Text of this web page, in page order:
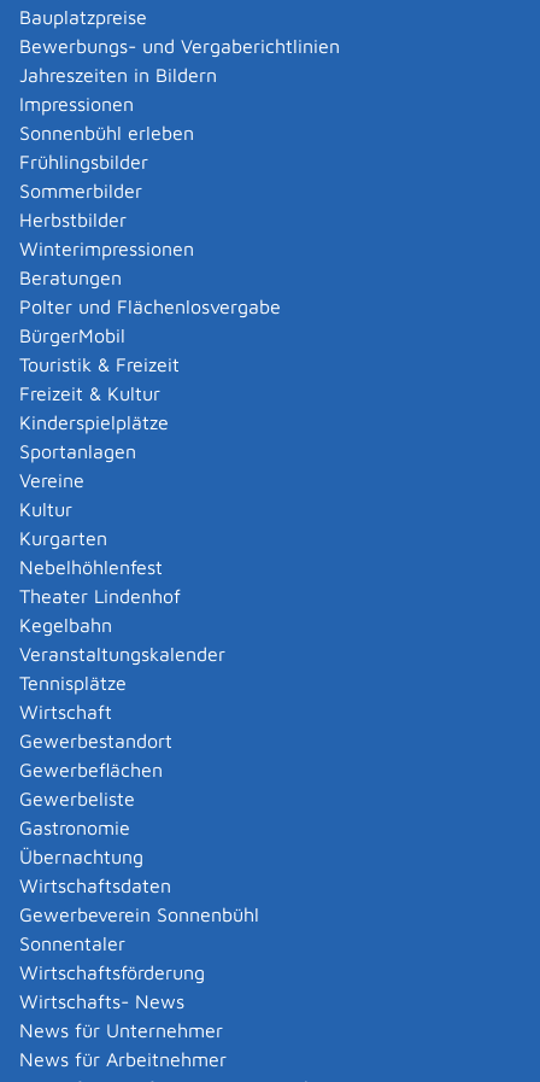
Bauplatzpreise
Bewerbungs- und Vergaberichtlinien
Jahreszeiten in Bildern
Impressionen
Sonnenbühl erleben
Frühlingsbilder
Sommerbilder
Herbstbilder
Winterimpressionen
Beratungen
Polter und Flächenlosvergabe
BürgerMobil
Touristik & Freizeit
Freizeit & Kultur
Kinderspielplätze
Sportanlagen
Vereine
Kultur
Kurgarten
Nebelhöhlenfest
Theater Lindenhof
Kegelbahn
Veranstaltungskalender
Tennisplätze
Wirtschaft
Gewerbestandort
Gewerbeflächen
Gewerbeliste
Gastronomie
Übernachtung
Wirtschaftsdaten
Gewerbeverein Sonnenbühl
Sonnentaler
Wirtschaftsförderung
Wirtschafts- News
News für Unternehmer
News für Arbeitnehmer
Notrufe &
Versorgung
Steuern & Gebühren